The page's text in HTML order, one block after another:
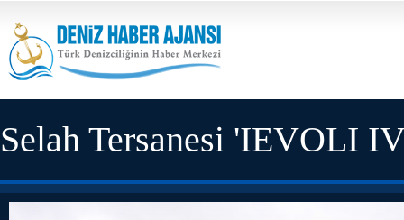
Selah Tersanesi 'IEVOLI